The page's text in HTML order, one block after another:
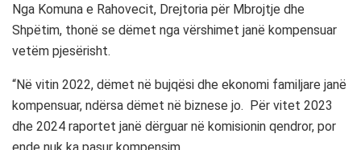
Nga Komuna e Rahovecit, Drejtoria për Mbrojtje dhe
Shpëtim, thonë se dëmet nga vërshimet janë kompensuar
vetëm pjesërisht.
“Në vitin 2022, dëmet në bujqësi dhe ekonomi familjare janë
kompensuar, ndërsa dëmet në biznese jo. Për vitet 2023
dhe 2024 raportet janë dërguar në komisionin qendror, por
ende nuk ka pasur kompensim.